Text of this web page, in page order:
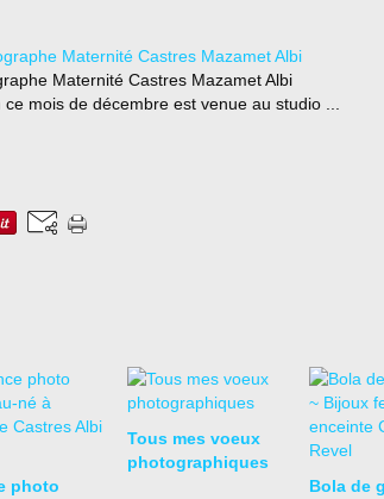
Maternité Castres Mazamet Albi
mois de décembre est venue au studio ...
photo
Tous mes voeux
photographiques
Bola de